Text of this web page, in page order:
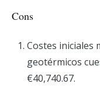
Cons
Costes iniciales
geotérmicos
€40,740.67.